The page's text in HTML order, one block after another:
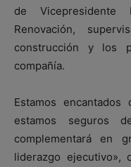
de Vicepresidente
Renovación,
construcción y los
compañía.
Estamos
estamos seguros
complementará en
liderazgo ejecutivo»,